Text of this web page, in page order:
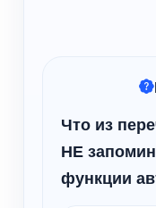
Что из
НЕ
функции